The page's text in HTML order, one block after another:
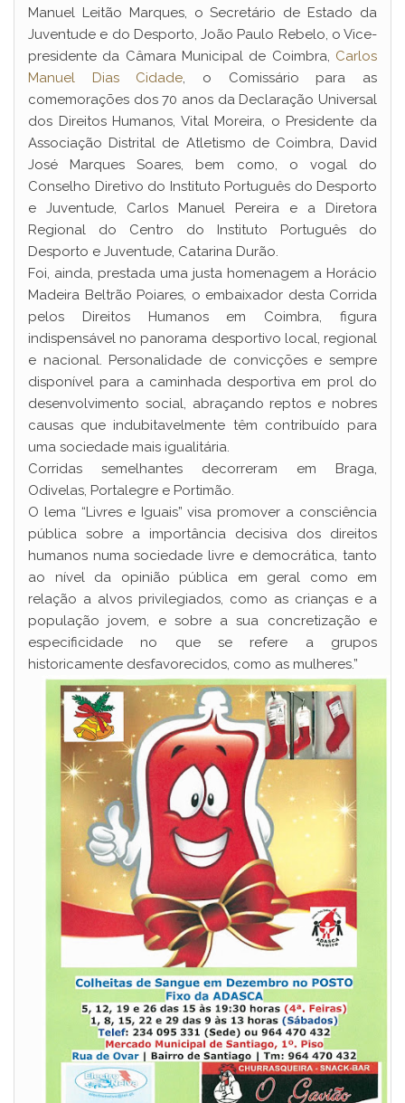
Manuel Leitão Marques, o Secretário de Estado da
Juventude e do Desporto, João Paulo Rebelo, o Vice-
presidente da Câmara Municipal de Coimbra, Carlos
Manuel Dias Cidade , o Comissário para as
comemorações dos 70 anos da Declaração Universal
dos Direitos Humanos, Vital Moreira, o Presidente da
Associação Distrital de Atletismo de Coimbra, David
José Marques Soares, bem como, o vogal do
Conselho Diretivo do Instituto Português do Desporto
e Juventude, Carlos Manuel Pereira e a Diretora
Regional do Centro do Instituto Português do
Desporto e Juventude, Catarina Durão.
Foi, ainda, prestada uma justa homenagem a Horácio
Madeira Beltrão Poiares, o embaixador desta Corrida
pelos Direitos Humanos em Coimbra, figura
indispensável no panorama desportivo local, regional
e nacional. Personalidade de convicções e sempre
disponível para a caminhada desportiva em prol do
desenvolvimento social, abraçando reptos e nobres
causas que indubitavelmente têm contribuído para
uma sociedade mais igualitária.
Corridas semelhantes decorreram em Braga,
Odivelas, Portalegre e Portimão.
O lema “Livres e Iguais” visa promover a consciência
pública sobre a importância decisiva dos direitos
humanos numa sociedade livre e democrática, tanto
ao nível da opinião pública em geral como em
relação a alvos privilegiados, como as crianças e a
população jovem, e sobre a sua concretização e
especificidade no que se refere a grupos
historicamente desfavorecidos, como as mulheres.”